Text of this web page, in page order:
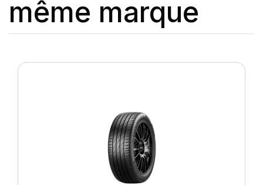
même marque